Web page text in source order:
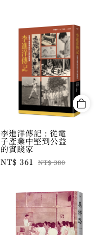
李進洋傳記 : 從電
子產業中堅到公益
的實踐家
NT$ 361 NT$ 380